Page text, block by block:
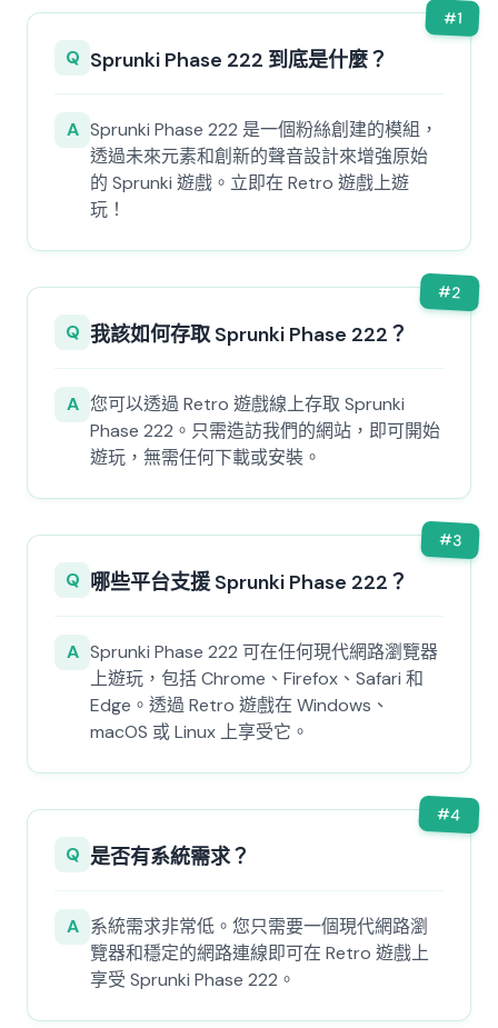
#1
Q Sprunki Phase 222 到底是什麼？
A Sprunki Phase 222 是一個粉絲創建的模組，
透過未來元素和創新的聲音設計來增強原始
的 Sprunki 遊戲。立即在 Retro 遊戲上遊
玩！
#2
Q 我該如何存取 Sprunki Phase 222？
A 您可以透過 Retro 遊戲線上存取 Sprunki
Phase 222。只需造訪我們的網站，即可開始
遊玩，無需任何下載或安裝。
#3
Q 哪些平台支援 Sprunki Phase 222？
A Sprunki Phase 222 可在任何現代網路瀏覽器
上遊玩，包括 Chrome、Firefox、Safari 和
Edge。透過 Retro 遊戲在 Windows、
macOS 或 Linux 上享受它。
#4
Q 是否有系統需求？
A 系統需求非常低。您只需要一個現代網路瀏
覽器和穩定的網路連線即可在 Retro 遊戲上
享受 Sprunki Phase 222。